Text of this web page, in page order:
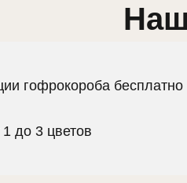
гофрокороба бесплатно
до 3 цветов